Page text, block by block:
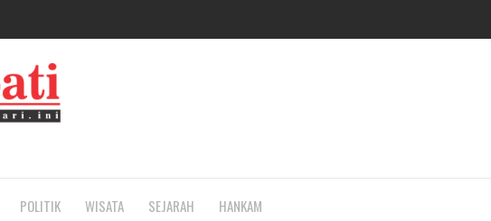
POLITIK WISATA SEJARAH HANKAM